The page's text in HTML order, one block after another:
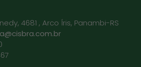
4681 , Arco Íris, Panambi-RS